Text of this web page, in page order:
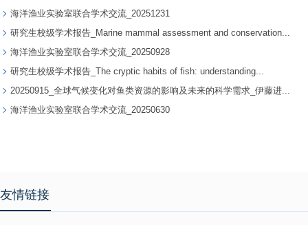
海洋渔业实验室联合学术交流_20251231
研究生校级学术报告_Marine mammal assessment and conservation...
海洋渔业实验室联合学术交流_20250928
研究生校级学术报告_The cryptic habits of fish: understanding...
20250915_全球气候变化对鱼类资源的影响及未来的科学需求_伊藤进...
海洋渔业实验室联合学术交流_20250630
友情链接